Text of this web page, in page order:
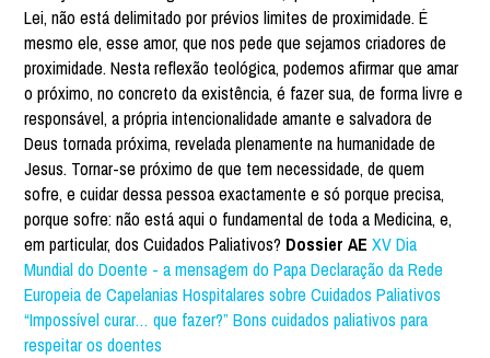
Lei, não está delimitado por prévios limites de proximidade. É
mesmo ele, esse amor, que nos pede que sejamos criadores de
proximidade. Nesta reflexão teológica, podemos afirmar que amar
o próximo, no concreto da existência, é fazer sua, de forma livre e
responsável, a própria intencionalidade amante e salvadora de
Deus tornada próxima, revelada plenamente na humanidade de
Jesus. Tornar-se próximo de que tem necessidade, de quem
sofre, e cuidar dessa pessoa exactamente e só porque precisa,
porque sofre: não está aqui o fundamental de toda a Medicina, e,
em particular, dos Cuidados Paliativos? Dossier AE XV Dia
Mundial do Doente - a mensagem do Papa Declaração da Rede
Europeia de Capelanias Hospitalares sobre Cuidados Paliativos
“Impossível curar… que fazer?” Bons cuidados paliativos para
respeitar os doentes